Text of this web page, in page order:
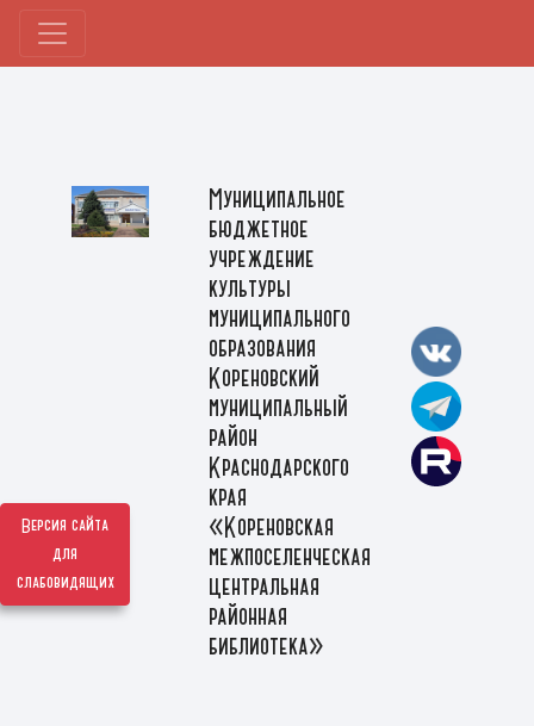
Версия сайта
для
слабовидящих
Муниципальное
бюджетное
учреждение
культуры
муниципального
образования
Кореновский
муниципальный
район
Краснодарского
края
«Кореновская
межпоселенческая
центральная
районная
библиотека»